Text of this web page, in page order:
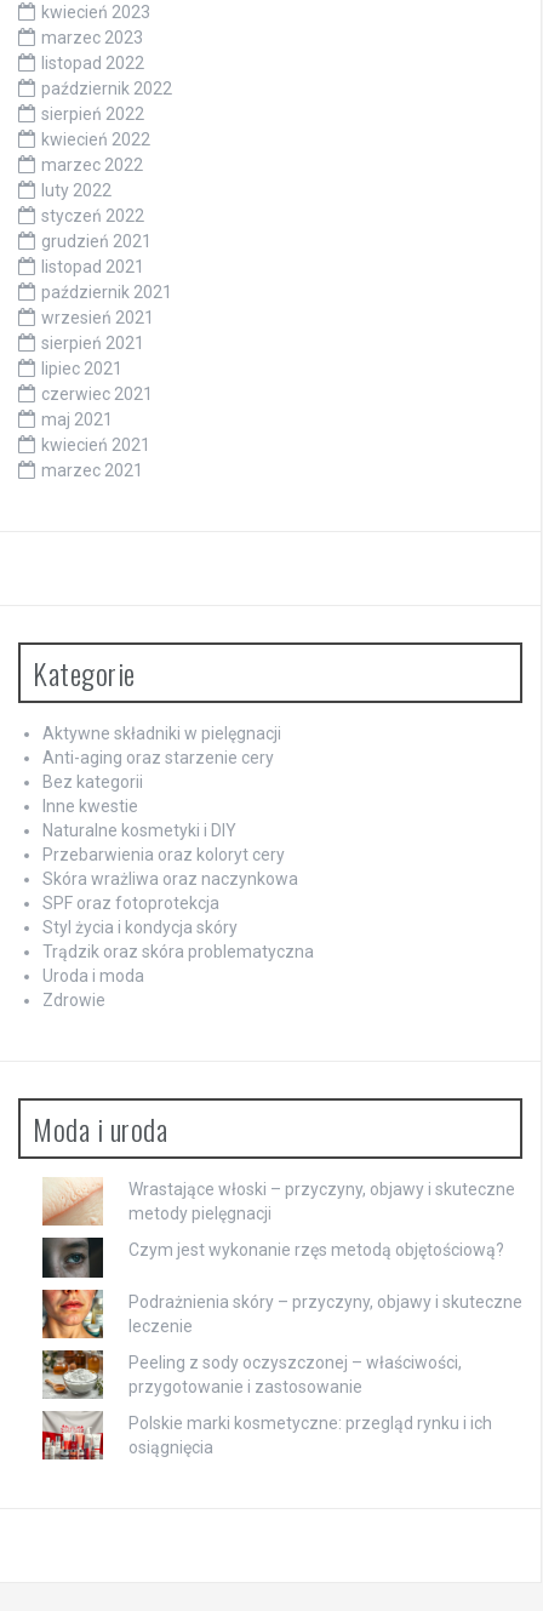
kwiecień 2023
marzec 2023
listopad 2022
październik 2022
sierpień 2022
kwiecień 2022
marzec 2022
luty 2022
styczeń 2022
grudzień 2021
listopad 2021
październik 2021
wrzesień 2021
sierpień 2021
lipiec 2021
czerwiec 2021
maj 2021
kwiecień 2021
marzec 2021
Kategorie
Aktywne składniki w pielęgnacji
Anti-aging oraz starzenie cery
Bez kategorii
Inne kwestie
Naturalne kosmetyki i DIY
Przebarwienia oraz koloryt cery
Skóra wrażliwa oraz naczynkowa
SPF oraz fotoprotekcja
Styl życia i kondycja skóry
Trądzik oraz skóra problematyczna
Uroda i moda
Zdrowie
Moda i uroda
Wrastające włoski – przyczyny, objawy i skuteczne
metody pielęgnacji
Czym jest wykonanie rzęs metodą objętościową?
Podrażnienia skóry – przyczyny, objawy i skuteczne
leczenie
Peeling z sody oczyszczonej – właściwości,
przygotowanie i zastosowanie
Polskie marki kosmetyczne: przegląd rynku i ich
osiągnięcia